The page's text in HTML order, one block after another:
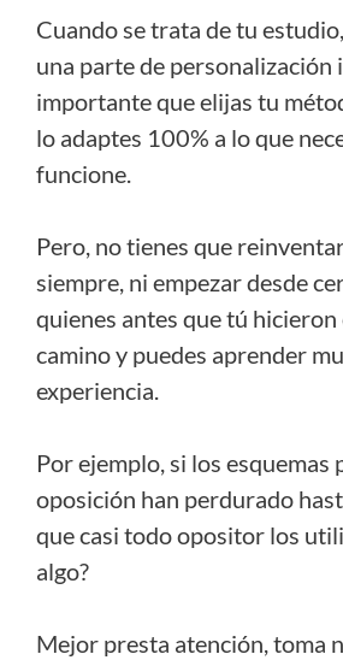
Cuando se trata de tu
una parte de personalización
importante que elijas tu
lo adaptes 100% a lo que
funcione.
Pero, no tienes que
siempre, ni empezar desde
quienes antes que tú hicieron
camino y puedes aprender
experiencia.
Por ejemplo, si los esquemas
oposición han perdurado
que casi todo opositor los
algo?
Mejor presta atención, toma